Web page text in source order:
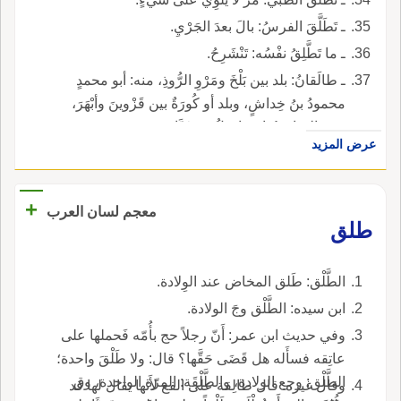
ـ تَطَلَّقَ الفرسُ: بالَ بعدَ الجَرْيِ.
ـ ما تَطَّلِقُ نفْسُه: تَنْشَرِحُ.
ـ طالَقانُ: بلد بين بَلْخَ ومَرْوِ الرُّوذِ، منه: أبو محمدٍ
محمودُ بنُ خِداشٍ، وبلد أو كُورَةٌ بين قَزْوينَ وأبْهَرَ،
منه: الصاحبُ إسماعيلُ بنُ عَبَّادٍ.
عرض المزيد
معجم لسان العرب
+
طلق
الطَّلْق: طَلق المخاض عند الوِلادة.
ابن سيده: الطَّلْق وجَ الولادة.
وفي حديث ابن عمر: أَنّ رجلاً حج بأُمّه فَحملها على
عاتِقه فسأَله هل قَضَى حَقَّها؟ قال: ولا طَلْقَ واحدة؛
الطَّلْق: وجع الولادة، والطَّلْقَة: المرّة الواحدة، وق
وقال غيره: قال طالِقة على الفع لأَنها يقال لها قد